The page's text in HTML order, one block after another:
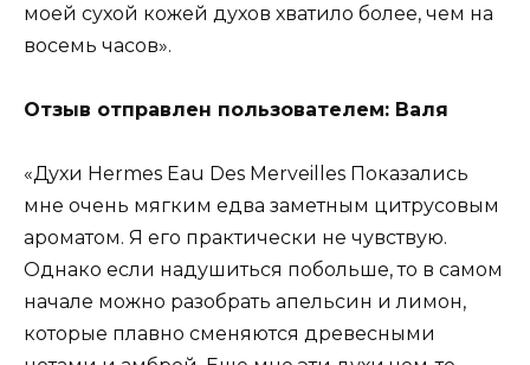
моей сухой кожей духов хватило более, чем на
восемь часов».
Отзыв отправлен пользователем: Валя
«Духи Hermes Eau Des Merveilles Показались
мне очень мягким едва заметным цитрусовым
ароматом. Я его практически не чувствую.
Однако если надушиться побольше, то в самом
начале можно разобрать апельсин и лимон,
которые плавно сменяются древесными